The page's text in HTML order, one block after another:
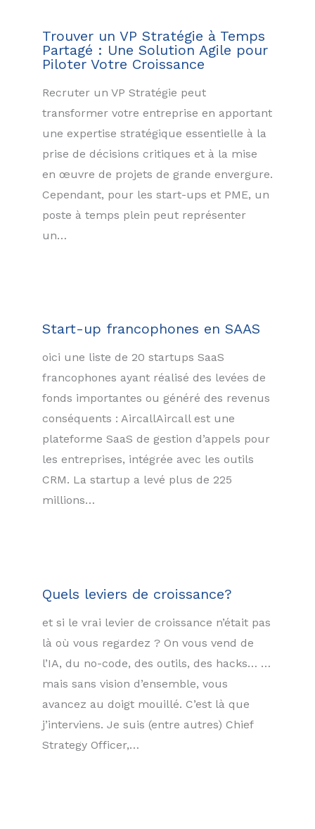
Trouver un VP Stratégie à Temps
Partagé : Une Solution Agile pour
Piloter Votre Croissance
Recruter un VP Stratégie peut
transformer votre entreprise en apportant
une expertise stratégique essentielle à la
prise de décisions critiques et à la mise
en œuvre de projets de grande envergure.
Cependant, pour les start-ups et PME, un
poste à temps plein peut représenter
un…
Start-up francophones en SAAS
oici une liste de 20 startups SaaS
francophones ayant réalisé des levées de
fonds importantes ou généré des revenus
conséquents : AircallAircall est une
plateforme SaaS de gestion d’appels pour
les entreprises, intégrée avec les outils
CRM. La startup a levé plus de 225
millions…
Quels leviers de croissance?
et si le vrai levier de croissance n’était pas
là où vous regardez ? On vous vend de
l’IA, du no-code, des outils, des hacks… …
mais sans vision d’ensemble, vous
avancez au doigt mouillé. C’est là que
j’interviens. Je suis (entre autres) Chief
Strategy Officer,…